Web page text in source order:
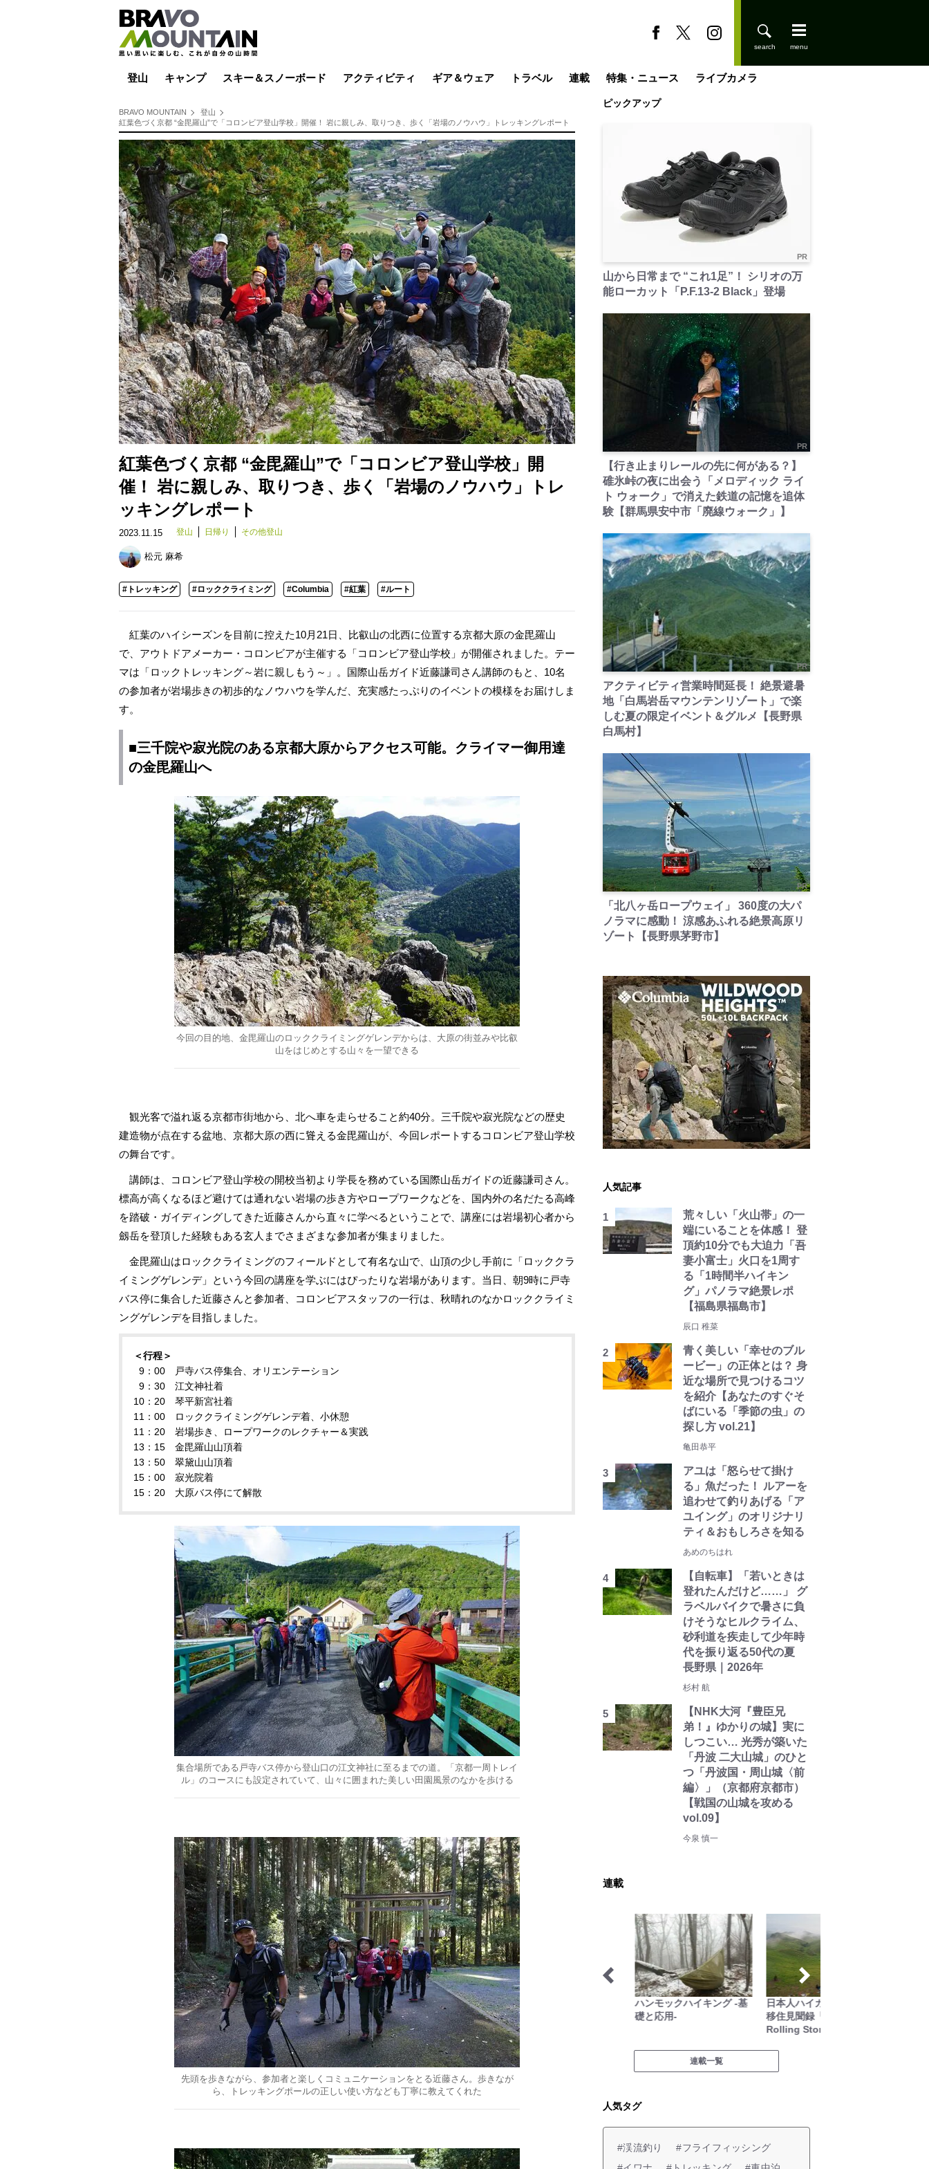
登山
日帰り
キャンプ
キャンプ飯
スキー＆スノーボード アクティビティ ギア＆ウェア トラベル 連載
季節の虫
日本で山登りはじめました
缶詰博士の缶たん”CAN”P料理
そこに山小屋を興して
ブーツの国の街角で
日本人ハイカーのネパール移住見聞録「Like a Rolling Stone」
低山小道具＆技術研究所
尾瀬ガイドきららの“おぜ沼“日記
わたし、山小屋はじめます
耕して焙煎して走る男
その他連載
特集・ニュース ライブカメラ
BRAVO MOUNTAIN
登山
紅葉色づく京都 “金毘羅山”で「コロンビア登山学校」開催！ 岩に親しみ、取りつき、歩く「岩場のノウハウ」トレッキングレポート
紅葉色づく京都 “金毘羅山”で「コロンビア登山学校」開
催！ 岩に親しみ、取りつき、歩く「岩場のノウハウ」トレ
ッキングレポート
2023.11.15 登山 日帰り その他登山
松元 麻希
#トレッキング #ロッククライミング #Columbia #紅葉 #ルート
紅葉のハイシーズンを目前に控えた10月21日、比叡山の北西に位置する京都大原の金毘羅山
で、アウトドアメーカー・コロンビアが主催する「コロンビア登山学校」が開催されました。テー
マは「ロックトレッキング～岩に親しもう～」。国際山岳ガイド近藤謙司さん講師のもと、10名
の参加者が岩場歩きの初歩的なノウハウを学んだ、充実感たっぷりのイベントの模様をお届けしま
す。
■三千院や寂光院のある京都大原からアクセス可能。クライマー御用達
の金毘羅山へ
今回の目的地、金毘羅山のロッククライミングゲレンデからは、大原の街並みや比叡
山をはじめとする山々を一望できる
観光客で溢れ返る京都市街地から、北へ車を走らせること約40分。三千院や寂光院などの歴史
建造物が点在する盆地、京都大原の西に聳える金毘羅山が、今回レポートするコロンビア登山学校
の舞台です。
講師は、コロンビア登山学校の開校当初より学長を務めている国際山岳ガイドの近藤謙司さん。
標高が高くなるほど避けては通れない岩場の歩き方やロープワークなどを、国内外の名だたる高峰
を踏破・ガイディングしてきた近藤さんから直々に学べるということで、講座には岩場初心者から
劔岳を登頂した経験もある玄人までさまざまな参加者が集まりました。
金毘羅山はロッククライミングのフィールドとして有名な山で、山頂の少し手前に「ロッククラ
イミングゲレンデ」という今回の講座を学ぶにはぴったりな岩場があります。当日、朝9時に戸寺
バス停に集合した近藤さんと参加者、コロンビアスタッフの一行は、秋晴れのなかロッククライミ
ングゲレンデを目指しました。
＜行程＞
9：00 戸寺バス停集合、オリエンテーション
9：30 江文神社着
10：20 琴平新宮社着
11：00 ロッククライミングゲレンデ着、小休憩
11：20 岩場歩き、ロープワークのレクチャー＆実践
13：15 金毘羅山山頂着
13：50 翠黛山山頂着
15：00 寂光院着
15：20 大原バス停にて解散
集合場所である戸寺バス停から登山口の江文神社に至るまでの道。「京都一周トレイ
ル」のコースにも設定されていて、山々に囲まれた美しい田園風景のなかを歩ける
先頭を歩きながら、参加者と楽しくコミュニケーションをとる近藤さん。歩きなが
ら、トレッキングポールの正しい使い方なども丁寧に教えてくれた
ピックアップ
PR
山から日常まで “これ1足”！ シリオの万
能ローカット「P.F.13-2 Black」登場
PR
【行き止まりレールの先に何がある？】
碓氷峠の夜に出会う「メロディック ライ
ト ウォーク」で消えた鉄道の記憶を追体
験【群馬県安中市「廃線ウォーク」】
PR
アクティビティ営業時間延長！ 絶景避暑
地「白馬岩岳マウンテンリゾート」で楽
しむ夏の限定イベント＆グルメ【長野県
白馬村】
PR
「北八ヶ岳ロープウェイ」 360度の大パ
ノラマに感動！ 涼感あふれる絶景高原リ
ゾート【長野県茅野市】
人気記事
荒々しい「火山帯」の一
端にいることを体感！ 登
頂約10分でも大迫力「吾
妻小富士」火口を1周す
る「1時間半ハイキン
グ」パノラマ絶景レポ
【福島県福島市】
辰口 稚菜
青く美しい「幸せのブル
ービー」の正体とは？ 身
近な場所で見つけるコツ
を紹介【あなたのすぐそ
ばにいる「季節の虫」の
探し方 vol.21】
亀田恭平
アユは「怒らせて掛け
る」魚だった！ ルアーを
追わせて釣りあげる「ア
ユイング」のオリジナリ
ティ＆おもしろさを知る
あめのちはれ
【自転車】「若いときは
登れたんだけど……」 グ
ラベルバイクで暑さに負
けそうなヒルクライム、
砂利道を疾走して少年時
代を振り返る50代の夏
長野県｜2026年
杉村 航
【NHK大河『豊臣兄
弟！』ゆかりの城】実に
しつこい… 光秀が築いた
「丹波 二大山城」のひと
つ「丹波国・周山城〈前
編〉」（京都府京都市）
【戦国の山城を攻める
vol.09】
今泉 慎一
連載
料理と道具とアウトドア そこに山小屋を興して
ハンモックハイキング -基
礎と応用-
日本人ハイカーのネパール
移住見聞録「Like a
Rolling Stone」
連載一覧
人気タグ
#渓流釣り
#フライフィッシング